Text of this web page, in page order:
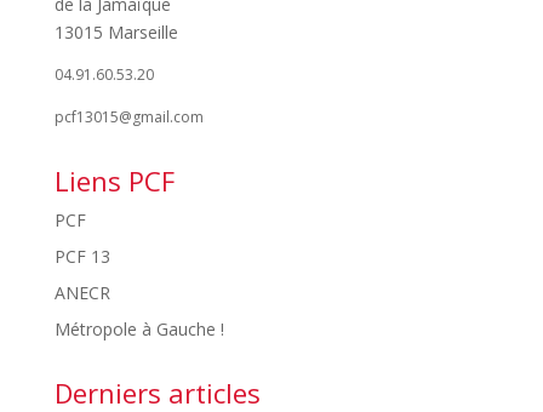
13015 Marseille
04.91.60.53.20
pcf13015@gmail.com
Liens PCF
PCF
PCF 13
ANECR
Métropole à Gauche !
Derniers articles